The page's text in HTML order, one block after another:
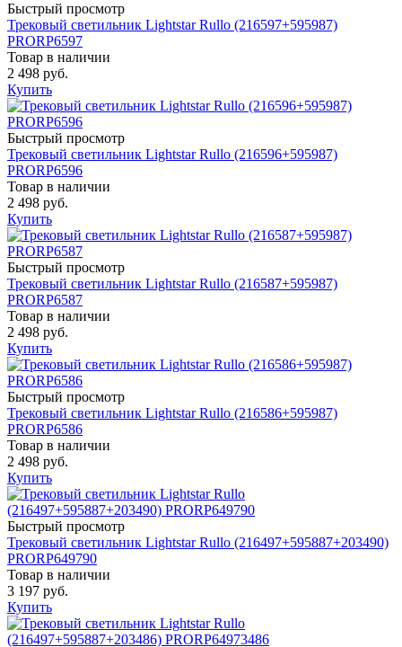
Быстрый просмотр
Трековый светильник Lightstar Rullo (216597+595987)
PRORP6597
Товар в наличии
2 498 руб.
Купить
Быстрый просмотр
Трековый светильник Lightstar Rullo (216596+595987)
PRORP6596
Товар в наличии
2 498 руб.
Купить
Быстрый просмотр
Трековый светильник Lightstar Rullo (216587+595987)
PRORP6587
Товар в наличии
2 498 руб.
Купить
Быстрый просмотр
Трековый светильник Lightstar Rullo (216586+595987)
PRORP6586
Товар в наличии
2 498 руб.
Купить
Быстрый просмотр
Трековый светильник Lightstar Rullo (216497+595887+203490)
PRORP649790
Товар в наличии
3 197 руб.
Купить